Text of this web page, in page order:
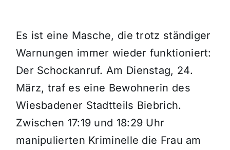
Es ist eine Masche, die trotz ständiger
Warnungen immer wieder funktioniert:
Der Schockanruf. Am Dienstag, 24.
März, traf es eine Bewohnerin des
Wiesbadener Stadtteils Biebrich.
Zwischen 17:19 und 18:29 Uhr
manipulierten Kriminelle die Frau am